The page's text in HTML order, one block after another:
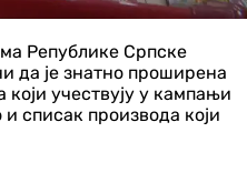
Републике Српске
да је знатно проширена
који учествују у кампањи
списак производа који